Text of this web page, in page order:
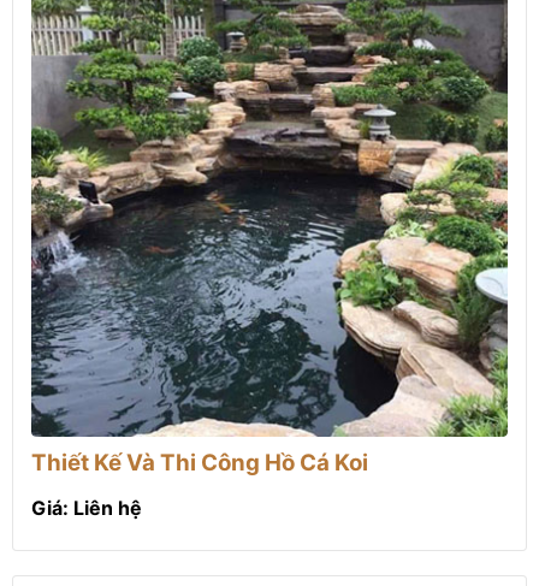
Thiết Kế Và Thi Công Hồ Cá Koi
Giá: Liên hệ